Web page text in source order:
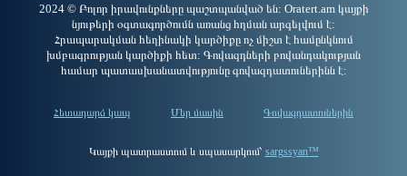
2024 © Բոլոր իրավունքները պաշտպանված են: Oratert.am կայքի
նյութերի օգտագործումն առանց հղման արգելվում է:
Հրապարակման հեղինակի կարծիքը ոչ միշտ է համընկնում
խմբագրության կարծիքի հետ: Գովազդների բովանդակության
համար պատասխանատվությունը գովազդատուներինն է:
Հետադարձ կապ Մեր մասին Գովազդատուներին
Կայքի պատրաստում և սպասարկում՝ sargssyan™